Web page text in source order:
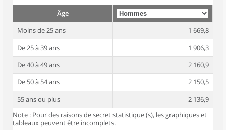
Âge
Moins de 25 ans
1 669,8
De 25 à 39 ans
1 906,3
De 40 à 49 ans
2 160,9
De 50 à 54 ans
2 150,5
55 ans ou plus
2 136,9
Note : Pour des raisons de secret statistique (s), les graphiques et
tableaux peuvent être incomplets.